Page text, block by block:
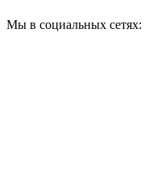
Мы в социальных сетях: